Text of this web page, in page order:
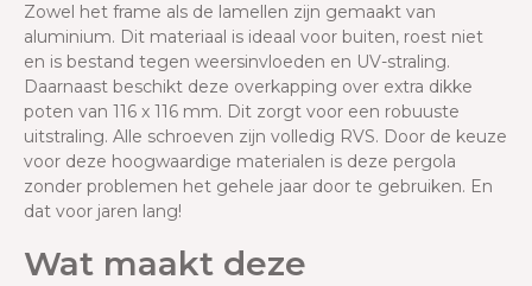
Zowel het frame als de lamellen zijn gemaakt van
aluminium. Dit materiaal is ideaal voor buiten, roest niet
en is bestand tegen weersinvloeden en UV-straling.
Daarnaast beschikt deze overkapping over extra dikke
poten van 116 x 116 mm. Dit zorgt voor een robuuste
uitstraling. Alle schroeven zijn volledig RVS. Door de keuze
voor deze hoogwaardige materialen is deze pergola
zonder problemen het gehele jaar door te gebruiken. En
dat voor jaren lang!
Wat maakt deze